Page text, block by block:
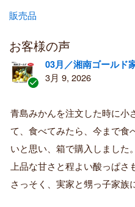
販売品
お客様の声
証
済
み
購
者
03月／湘南ゴールド
3月 9, 2026
青島みかんを注文した時に小
て、食べてみたら、今まで食
いと思い、箱で購入しました。
上品な甘さと程よい酸っぱさ
さっそく、実家と甥っ子家族